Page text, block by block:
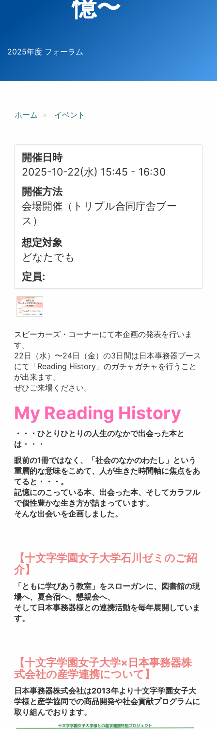
憶〜
2025年度 フォーラム
ホーム イベント
開催日時
2025-10-22(水) 15:45 - 16:30
開催方法
会場開催（トリプル合同庁舎ブー
ス）
想定対象
どなたでも
定員:
スピーカーズ・コーナーにて本企画の発表を行いま
す。
22日（水）〜24日（金）の3日間は日本事務器ブース
にて「Reading History」のガチャガチャを行うこと
が出来ます。
ぜひご来場ください。
My Reading History
・・・ひとりひとりの人生のなかで出会った本と
は・・・
眼前の1冊ではなく、「社会のなかのわたし」という
重層的な意味をこめて、人が生きた時間軸に焦点をあ
てると・・・。
記憶にのこっている本、出会った本、そしてカラフル
で個性豊かな生き方が詰まっています。
そんな出会いを企画しました。
【十文字学園女子大学石川ゼミのご紹
介】
「ともに学びあう教室」をスローガンに、図書館の現
場へ、夏合宿へ、懇親会へ、
そして日本事務器様との連携活動を毎年展開していま
す。
【十文字学園女子大学×日本事務器株
式会社の産学連携について】
日本事務器株式会社は2013年より十文字学園女子大
学様と産学協同での商品開発や社会貢献プログラムに
取り組んでおります。